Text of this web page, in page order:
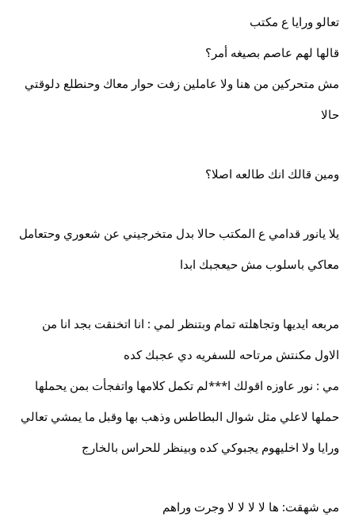
تعالو ورايا ع مكتب
قالها لهم عاصم بصيغه أمر؟
مش متحركين من هنا ولا عاملين زفت حوار معاك وحنطلع دلوقتي
حالا
ومين قالك انك طالعه اصلا؟
يلا يانور قدامي ع المكتب حالا بدل متخرجيني عن شعوري وحتعامل
معاكي باسلوب مش حيعجبك ابدا
مربعه ايديها وتجاهلته تمام وبتنظر لمي : انا اتخنقت بجد انا من
الاول مكنتش مرتاحه للسفريه دي عجبك كده
مي : نور عاوزه اقولك ا***لم تكمل كلامها واتفجأت بمن يحملها
حملها لاعلي مثل شوال البطاطس وذهب بها وقبل ما يمشي تعالي
ورايا ولا اخليهوم يجبوكي كده وبينظر للحراس بالخارج
مي شهقت: ها لا لا لا لا وجرت وراهم